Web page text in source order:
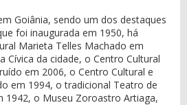
Goiânia, sendo um dos destaques
foi inaugurada em 1950, há
Marieta Telles Machado em
Cívica da cidade, o Centro Cultural
em 2006, o Centro Cultural e
em 1994, o tradicional Teatro de
1942, o Museu Zoroastro Artiaga,